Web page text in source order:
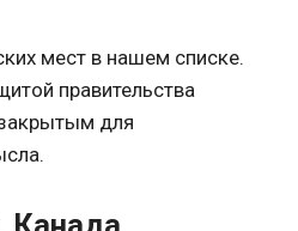
мест в нашем списке.
правительства
для